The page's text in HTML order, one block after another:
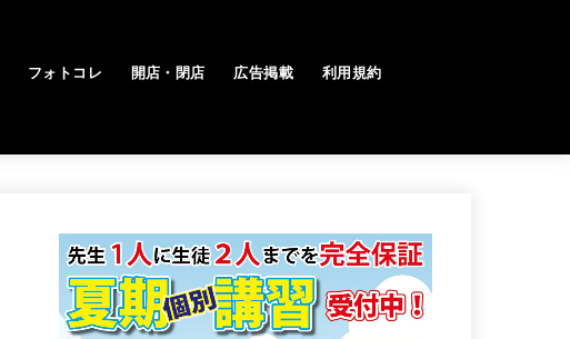
フォトコレ 開店・閉店 広告掲載 利用規約